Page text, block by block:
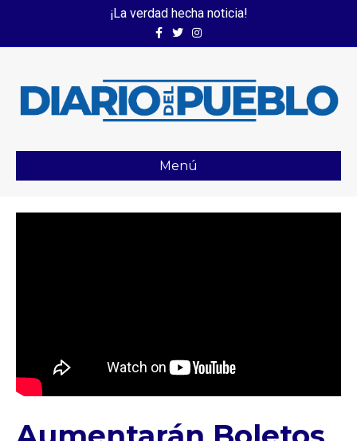
¡La verdad hecha noticia!
FacebookTwitterInstagram
Menú